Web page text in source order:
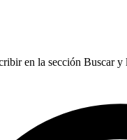
en la sección Buscar